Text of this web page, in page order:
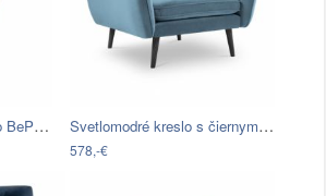
Čierne kvetované kreslo BePureHome Vogue Svetlomodré kreslo s čiernymi nohami…
578,-€